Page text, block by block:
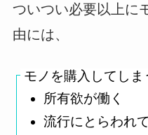
ついつい必要以上に
由には、
モノを購入してしま
所有欲が働く
流行にとらわれ